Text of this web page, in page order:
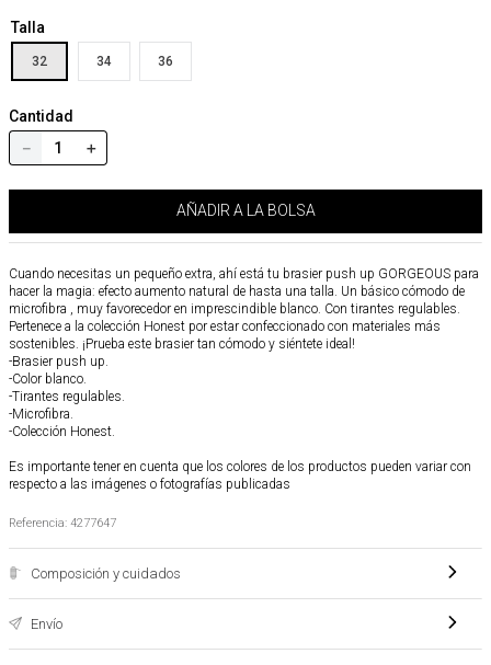
Talla
32 34 36
Cantidad
＋
－
AÑADIR A LA BOLSA
Cuando necesitas un pequeño extra, ahí está tu brasier push up GORGEOUS para
hacer la magia: efecto aumento natural de hasta una talla. Un básico cómodo de
microfibra , muy favorecedor en imprescindible blanco. Con tirantes regulables.
Pertenece a la colección Honest por estar confeccionado con materiales más
sostenibles. ¡Prueba este brasier tan cómodo y siéntete ideal!
-Brasier push up.
-Color blanco.
-Tirantes regulables.
-Microfibra.
-Colección Honest.
Es importante tener en cuenta que los colores de los productos pueden variar con
respecto a las imágenes o fotografías publicadas
Referencia: 4277647
Composición y cuidados
Envío